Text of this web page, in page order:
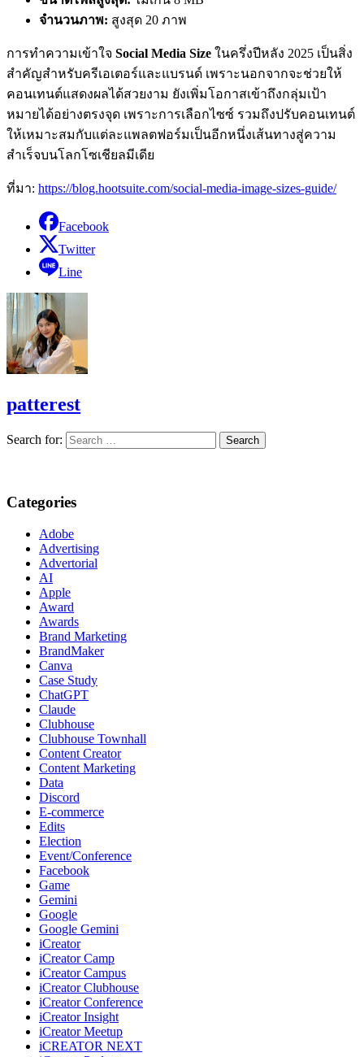
จำนวนภาพ: สูงสุด 20 ภาพ
การทำความเข้าใจ Social Media Size ในครึ่งปีหลัง 2025 เป็นสิ่ง
สำคัญสำหรับครีเอเตอร์และแบรนด์ เพราะนอกจากจะช่วยให้
คอนเทนต์แสดงผลได้สวยงาม ยังเพิ่มโอกาสเข้าถึงกลุ่มเป้า
หมายได้อย่างตรงจุด เพราะการเลือกไซซ์ รวมถึงปรับคอนเทนต์
ให้เหมาะสมกับแต่ละแพลตฟอร์มเป็นอีกหนึ่งเส้นทางสู่ความ
สำเร็จบนโลกโซเชียลมีเดีย
ที่มา: https://blog.hootsuite.com/social-media-image-sizes-guide/
Facebook
Twitter
Line
patterest
Search for:
Categories
Adobe
Advertising
Advertorial
AI
Apple
Award
Awards
Brand Marketing
BrandMaker
Canva
Case Study
ChatGPT
Claude
Clubhouse
Clubhouse Townhall
Content Creator
Content Marketing
Data
Discord
E-commerce
Edits
Election
Event/Conference
Facebook
Game
Gemini
Google
Google Gemini
iCreator
iCreator Camp
iCreator Campus
iCreator Clubhouse
iCreator Conference
iCreator Insight
iCreator Meetup
iCREATOR NEXT